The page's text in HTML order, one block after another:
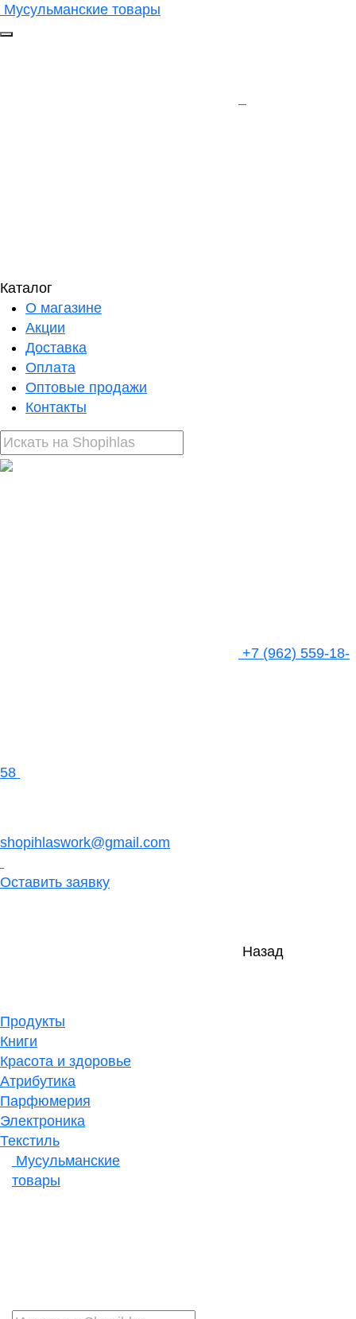
Мусульманские товары
Каталог
О магазине
Акции
Доставка
Оплата
Оптовые продажи
Контакты
+7 (962) 559-18-
58
shopihlaswork@gmail.com
Оставить заявку
Назад
Продукты
Книги
Красота и здоровье
Атрибутика
Парфюмерия
Электроника
Текстиль
Мусульманские
товары